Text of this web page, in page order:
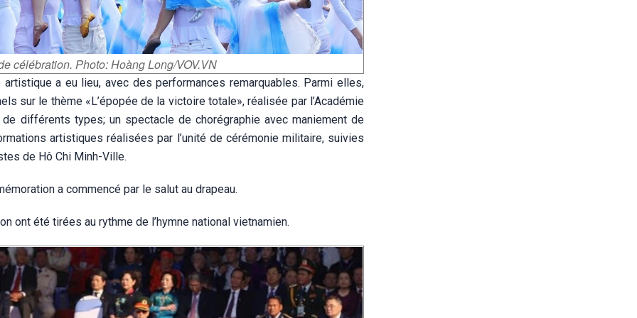
célébration. Photo: Hoàng Long/VOV.VN
a eu lieu, avec des performances remarquables. Parmi elles,
sur le thème «L’épopée de la victoire totale», réalisée par l’Académie
différents types; un spectacle de chorégraphie avec maniement de
artistiques réalisées par l’unité de cérémonie militaire, suivies
de Hô Chi Minh-Ville.
a commencé par le salut au drapeau.
ont été tirées au rythme de l’hymne national vietnamien.